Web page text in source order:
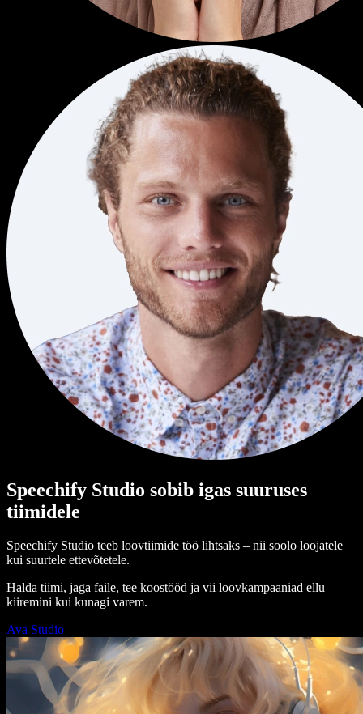
Speechify Studio sobib igas suuruses
tiimidele
Speechify Studio teeb loovtiimide töö lihtsaks – nii soolo loojatele
kui suurtele ettevõtetele.
Halda tiimi, jaga faile, tee koostööd ja vii loovkampaaniad ellu
kiiremini kui kunagi varem.
Ava Studio